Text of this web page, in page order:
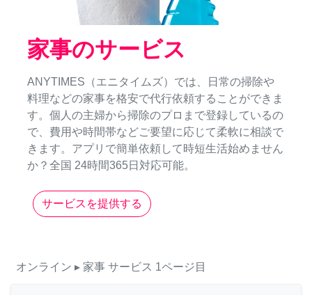
家事のサービス
ANYTIMES（エニタイムズ）では、日常の掃除や
料理などの家事を格安で代行依頼することができま
す。個人の主婦から掃除のプロまで登録しているの
で、費用や時間帯などご要望に応じて柔軟に相談で
きます。アプリで簡単依頼して時短生活始めません
か？全国 24時間365日対応可能。
サービスを提供する
オンライン ▸ 家事 サービス 1ページ目